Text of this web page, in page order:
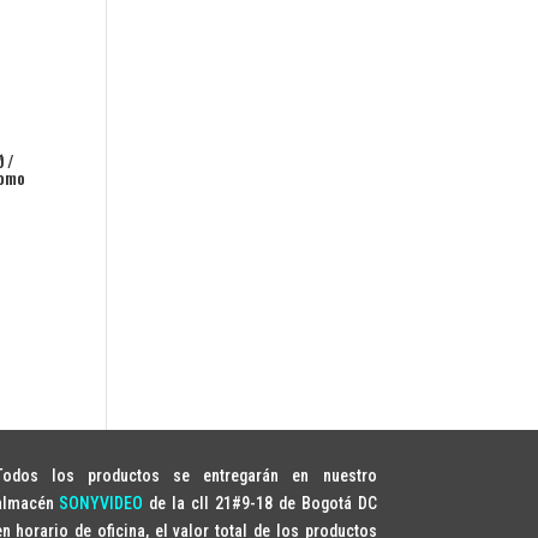
/
los productos se entregarán en nuestro
SONYVIDEO de la cll 21#9-18 de Bogotá DC
horario de oficina, el valor total de los productos